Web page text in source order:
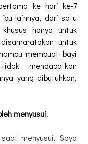
ke hari ke-7
lainnya, dari satu
hanya untuk
untuk
membuat bayi
mendapatkan
yang dibutuhkan,
menyusui.
menyusui. Saya